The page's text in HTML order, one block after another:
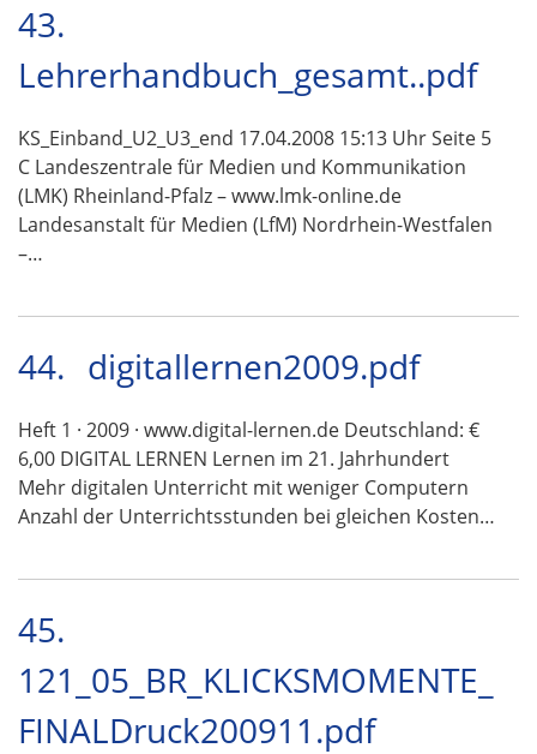
43.
Lehrerhandbuch_gesamt..pdf
KS_Einband_U2_U3_end 17.04.2008 15:13 Uhr Seite 5
C Landeszentrale für Medien und Kommunikation
(LMK) Rheinland-Pfalz – www.lmk-online.de
Landesanstalt für Medien (LfM) Nordrhein-Westfalen
–…
44. digitallernen2009.pdf
Heft 1 · 2009 · www.digital-lernen.de Deutschland: €
6,00 DIGITAL LERNEN Lernen im 21. Jahrhundert
Mehr digitalen Unterricht mit weniger Computern
Anzahl der Unterrichtsstunden bei gleichen Kosten…
45.
121_05_BR_KLICKSMOMENTE_
FINALDruck200911.pdf